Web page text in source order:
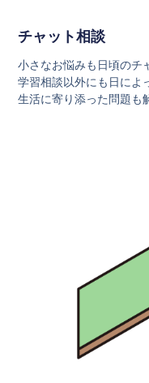
チャット相談
小さなお悩みも日頃のチ
学習相談以外にも日によ
生活に寄り添った問題も